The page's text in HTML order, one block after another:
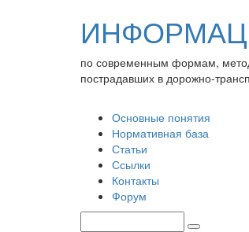
по современным формам,
пострадавших в дорожно-
Основные понятия
Нормативная база
Статьи
Ссылки
Контакты
Форум